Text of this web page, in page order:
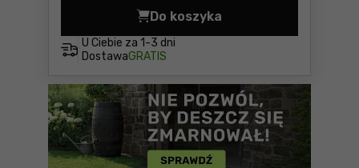
U Ciebie za 1-3 dni
DostawaGRATIS
Do koszyka
Zagęszczarka do betonu